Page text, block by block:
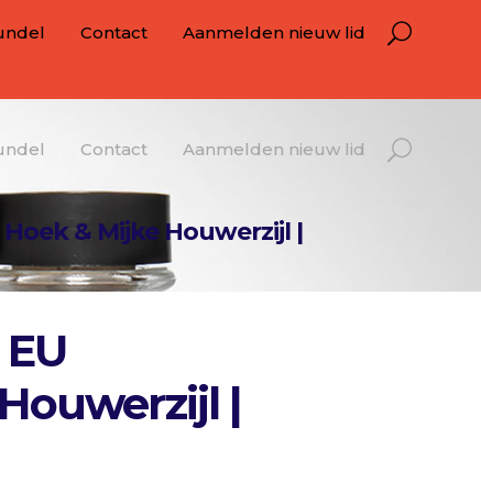
Contact Aanmelden nieuw lid
Contact Aanmelden nieuw lid
& Mijke Houwerzijl |
|